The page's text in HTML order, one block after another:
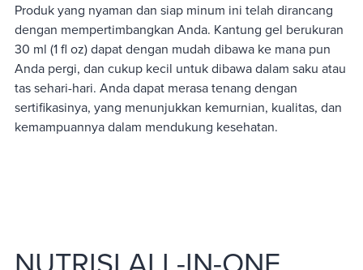
Produk yang nyaman dan siap minum ini telah dirancang
dengan mempertimbangkan Anda. Kantung gel berukuran
30 ml (1 fl oz) dapat dengan mudah dibawa ke mana pun
Anda pergi, dan cukup kecil untuk dibawa dalam saku atau
tas sehari-hari. Anda dapat merasa tenang dengan
sertifikasinya, yang menunjukkan kemurnian, kualitas, dan
kemampuannya dalam mendukung kesehatan.